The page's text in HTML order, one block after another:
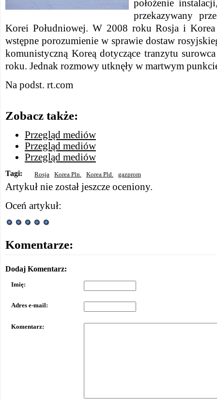
położenie
przekazywany
Korei Południowej. W 2008 roku Rosja i Korea
wstępne porozumienie w sprawie dostaw
komunistyczną Koreą dotyczące tranzytu
roku. Jednak rozmowy utknęły w martwym
Na podst. rt.com
Zobacz także:
Przegląd mediów
Przegląd mediów
Przegląd mediów
Tagi: Rosja Korea Pln. Korea Pld. gazprom
Artykuł nie został jeszcze oceniony.
Oceń artykuł:
Komentarze:
Dodaj Komentarz:
Imię:
Adres e-mail:
Komentarz: